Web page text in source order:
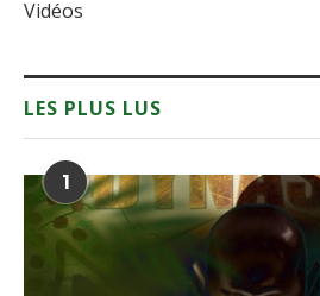
Vidéos
LES PLUS LUS
1